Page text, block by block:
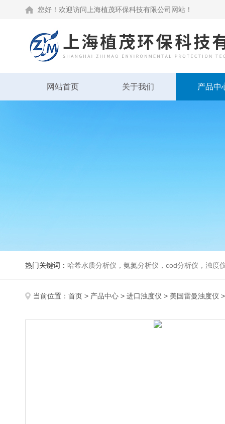
您好！欢迎访问上海植茂环保科技有限公司网站！
网站首页 关于我们 产品中
热门关键词： 哈希水质分析仪，氨氮分析仪，cod分析仪，浊度
当前位置： 首页 > 产品中心 > 进口浊度仪 > 美国雷曼浊度仪